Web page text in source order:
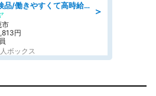
＞
梱包・仕分け・検品/働きやすくて高時給の仕分け作業長期休暇充実/残業なし
市
円
ボックス